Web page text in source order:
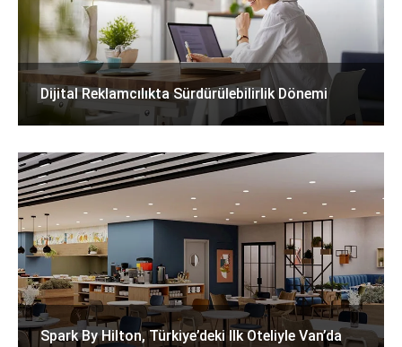
Dijital Reklamcılıkta Sürdürülebilirlik Dönemi
Spark By Hilton, Türkiye’deki Ilk Oteliyle Van’da